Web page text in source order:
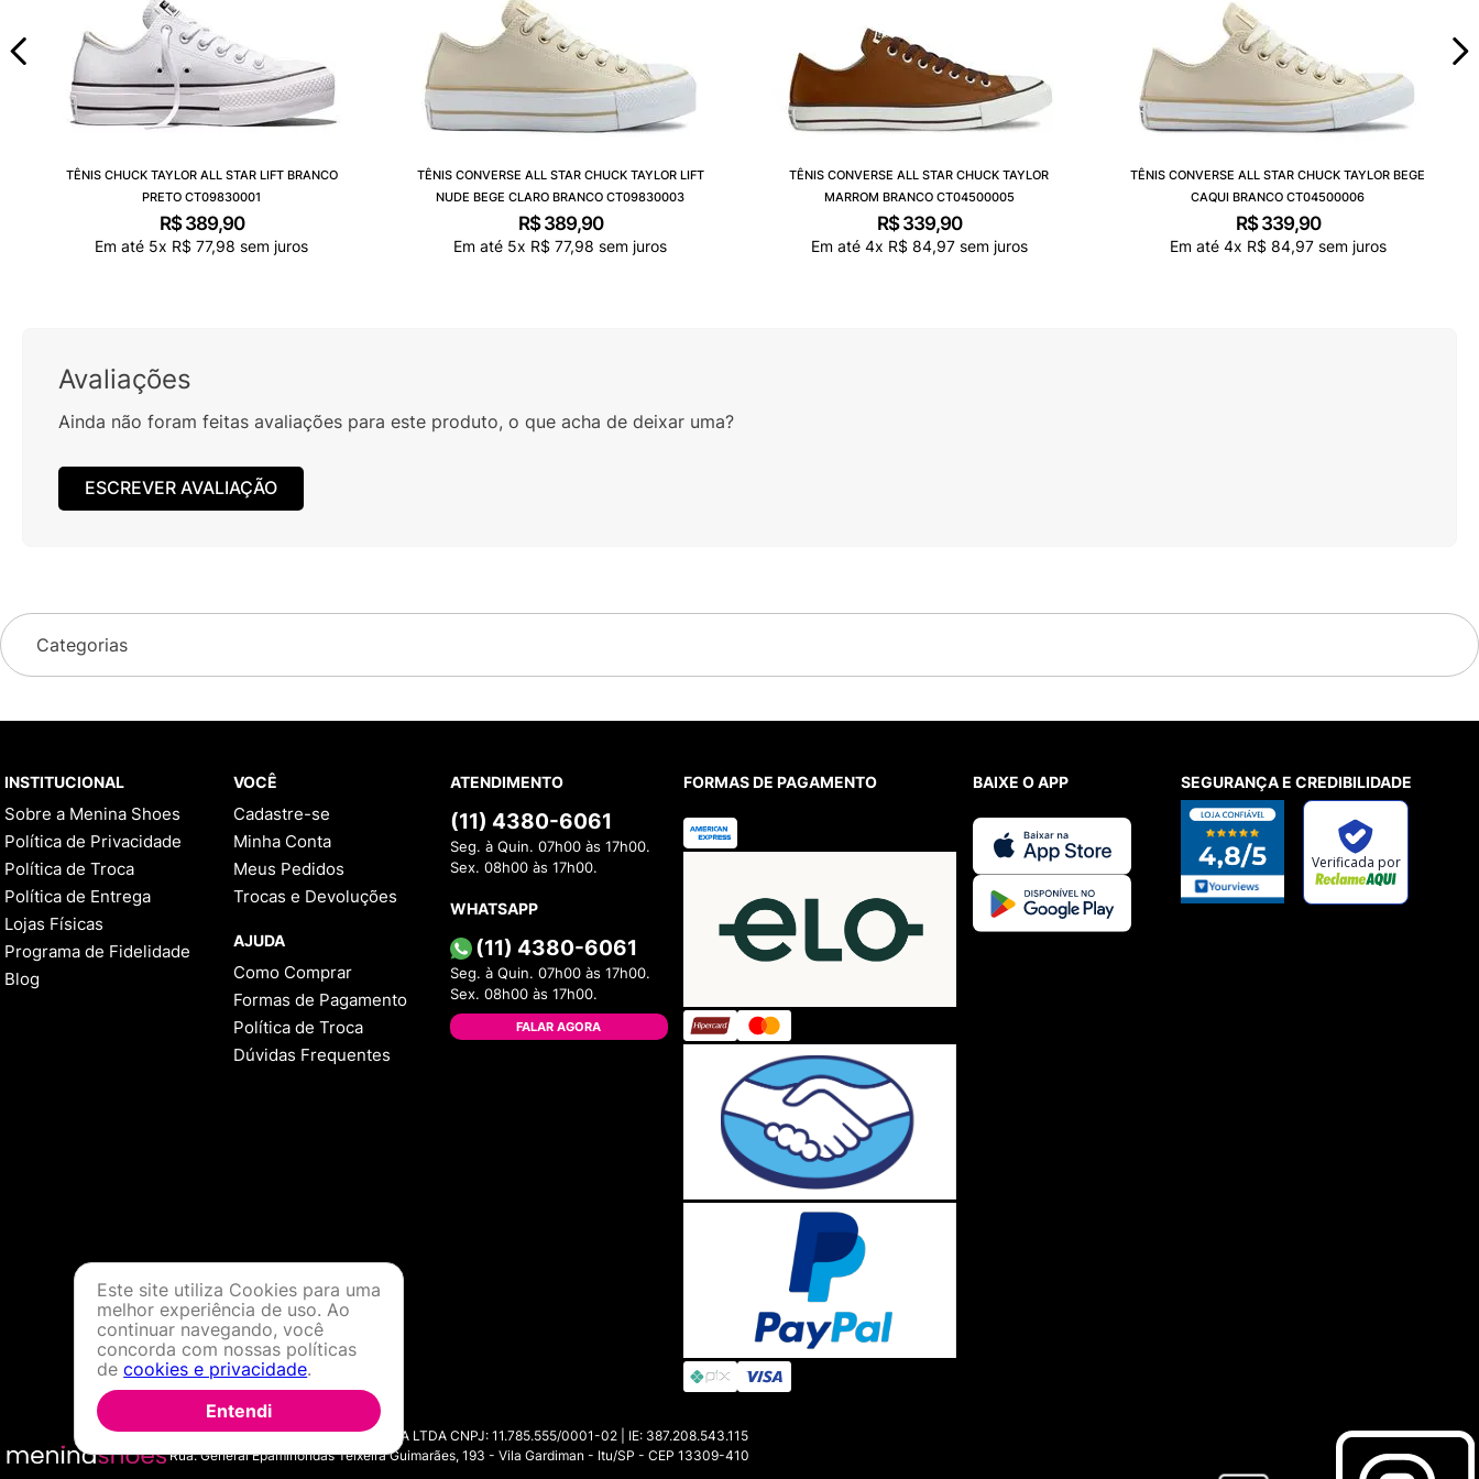
TÊNIS CHUCK TAYLOR ALL STAR LIFT BRANCO
PRETO CT09830001
R$ 389,90
Em até 5x R$ 77,98 sem juros
TÊNIS CONVERSE ALL STAR CHUCK TAYLOR LIFT
NUDE BEGE CLARO BRANCO CT09830003
R$ 389,90
Em até 5x R$ 77,98 sem juros
TÊNIS CONVERSE ALL STAR CHUCK TAYLOR
MARROM BRANCO CT04500005
R$ 339,90
Em até 4x R$ 84,97sem juros
TÊNIS CONVERSE ALL STAR CHUCK TAYLOR BEGE
CAQUI BRANCO CT04500006
R$ 339,90
Em até 4x R$ 84,97sem juros
Avaliações
Ainda não foram feitas avaliações para este produto, o que acha de deixar uma?
ESCREVER AVALIAÇÃO
Categorias
INSTITUCIONAL
Sobre a Menina Shoes
Política de Privacidade
Política de Troca
Política de Entrega
Lojas Físicas
Programa de Fidelidade
Blog
VOCÊ
Cadastre-se
Minha Conta
Meus Pedidos
Trocas e Devoluções
AJUDA
Como Comprar
Formas de Pagamento
Política de Troca
Dúvidas Frequentes
ATENDIMENTO
(11) 4380-6061
Seg. à Quin. 07h00 às 17h00.
Sex. 08h00 às 17h00.
WHATSAPP
(11) 4380-6061
Seg. à Quin. 07h00 às 17h00.
Sex. 08h00 às 17h00.
FALAR AGORA
FORMAS DE PAGAMENTO BAIXE O APP SEGURANÇA E CREDIBILIDADE
MENINA SHOES COMERCIO DE MODA LTDA CNPJ: 11.785.555/0001-02 | IE: 387.208.543.115
Rua: General Epaminondas Teixeira Guimarães, 193 - Vila Gardiman - Itu/SP - CEP 13309-410
Este site utiliza Cookies para uma
melhor experiência de uso. Ao
continuar navegando, você
concorda com nossas políticas
decookies e privacidade.
Entendi